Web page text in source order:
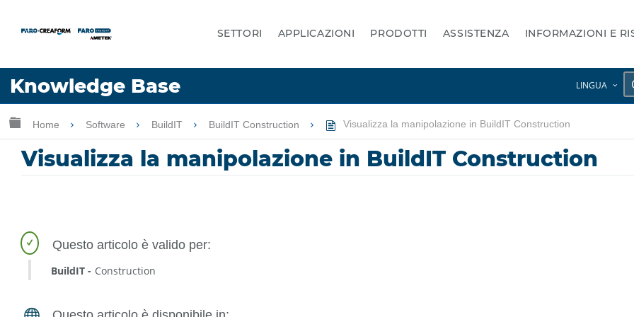
SETTORI APPLICAZIONI PRODOTTI ASSISTENZA INFORMAZIONI E
Knowledge Base LINGUA
Lingua
Ingrandisci/riduci gerarchia globale
Home Software BuildIT BuildIT Construction Visualizza la manipolazione in BuildIT Construction
Visualizza la manipolazione in BuildIT Construction
BuildIT Construction